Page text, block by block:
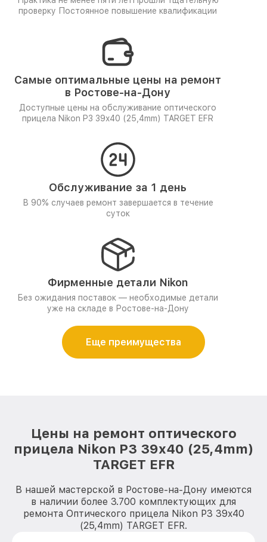
проверку Постоянное повышение квалификации
Самые оптимальные цены на ремонт
в Ростове-на-Дону
Доступные цены на обслуживание оптического
прицела Nikon P3 39x40 (25,4mm) TARGET EFR
Обслуживание за 1 день
В 90% случаев ремонт завершается в течение
суток
Фирменные детали Nikon
Без ожидания поставок — необходимые детали
уже на складе в Ростове-на-Дону
Еще преимущества
Цены на ремонт оптического
прицела Nikon P3 39x40 (25,4mm)
TARGET EFR
В нашей мастерской в Ростове-на-Дону имеются
в наличии более 3.700 комплектующих для
ремонта Оптического прицела Nikon P3 39x40
(25,4mm) TARGET EFR.